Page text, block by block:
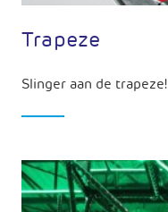
Trapeze
Slinger aan de trapeze!